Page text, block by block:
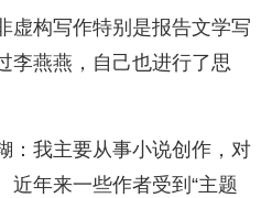
虚构写作特别是报告文学写
李燕燕，自己也进行了思
：我主要从事小说创作，对
近年来一些作者受到“主题